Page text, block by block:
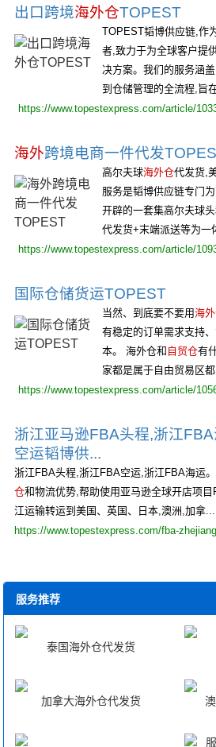
出口跨境海外仓TOPEST
TOPEST韬博供应链,作
者,致力于为全球客户提
决方案。我们的服务涵
到仓储管理的全流程,旨
https://www.topestexpress.com/article/
海外跨境电商一件代发
高尔夫球海外仓代发货,
服务是韬博供应链专门
开辟的一套集高尔夫球
代发货+末端派送等为一
https://www.topestexpress.com/article/
国际仓储货运TOPEST
当然、到底要不要用海
有稳定的订单需求支持
本。 海外仓和 自贸仓有
家都是属于自由贸易区
https://www.topestexpress.com/article/
浙江亚马逊FBA头程,浙江
空运韬博供...
浙江FBA头程,浙江FBA空运,浙江FBA海运
仓和物流优势,帮助使用亚马逊全球开店项
江运输转运到美国、英国、日本,澳洲,加拿...
https://www.topestexpress.com/fba-
服务推荐
泰国海外仓代发货
加拿大海外仓代发货